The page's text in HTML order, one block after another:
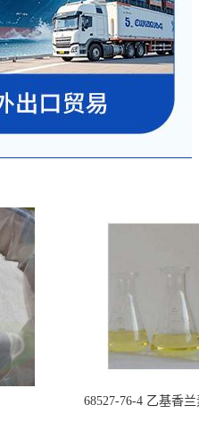
68527-76-4 乙基香